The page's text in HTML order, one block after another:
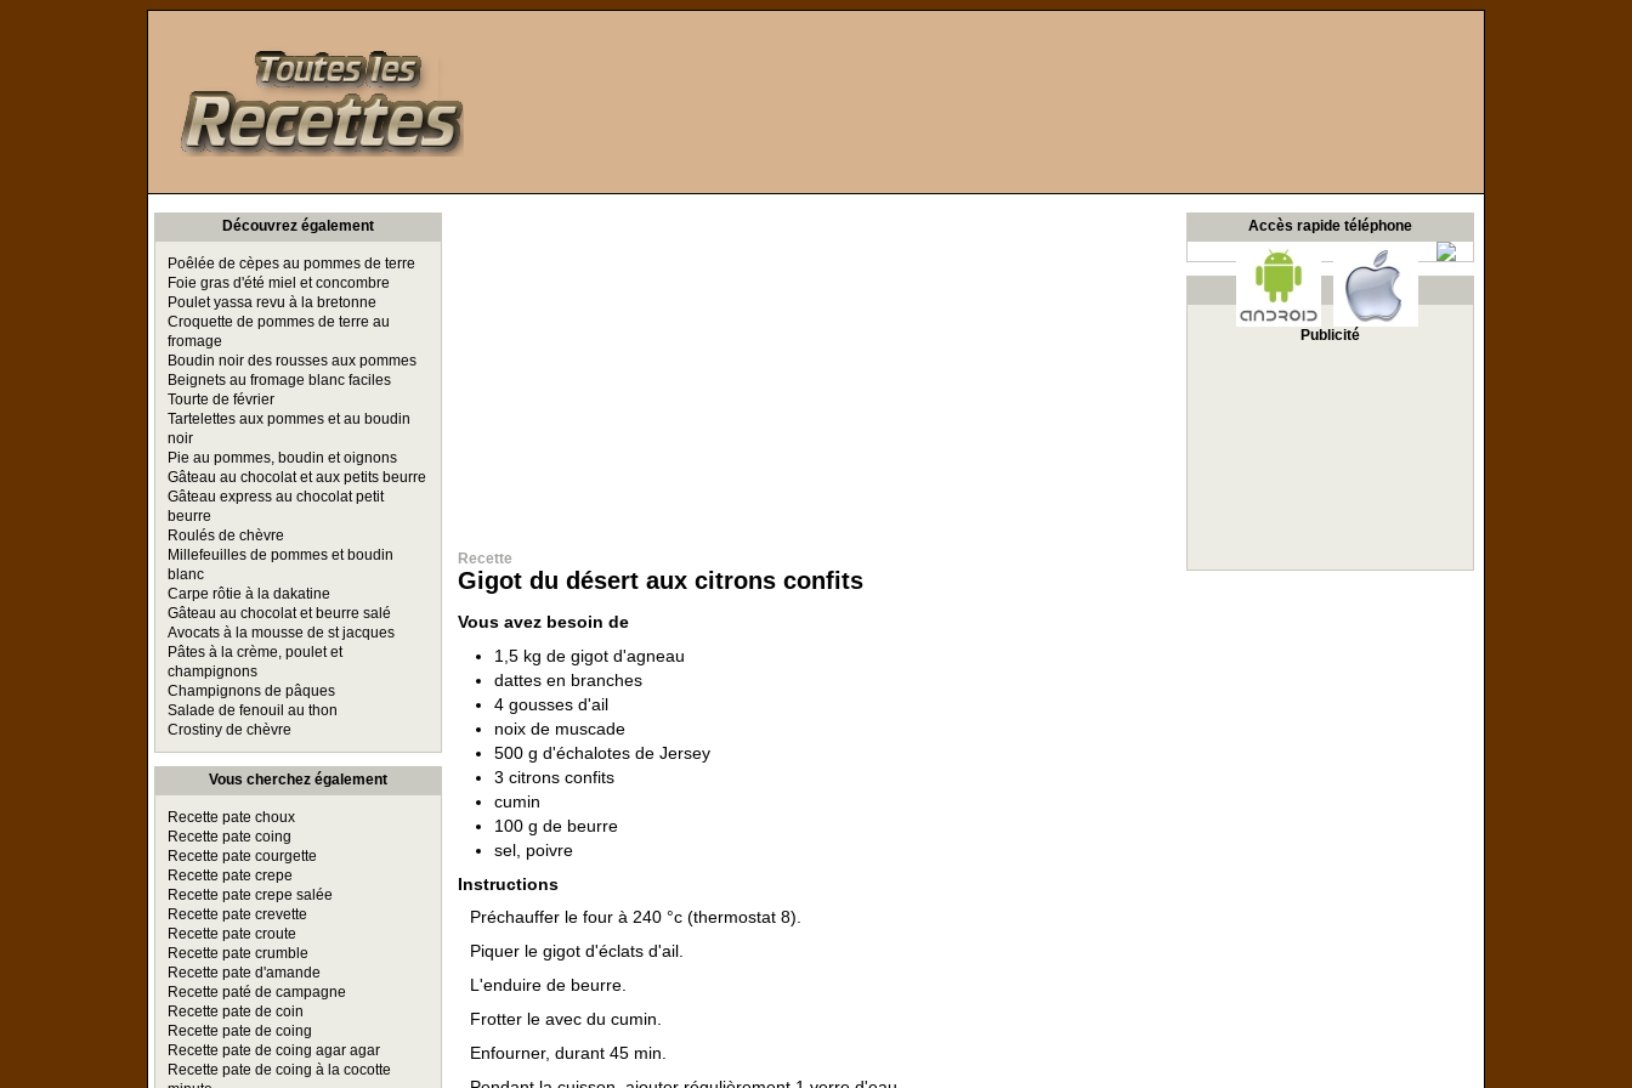
Découvrez également
Poêlée de cèpes au pommes de terre
Foie gras d'été miel et concombre
Poulet yassa revu à la bretonne
Croquette de pommes de terre au
fromage
Boudin noir des rousses aux pommes
Beignets au fromage blanc faciles
Tourte de février
Tartelettes aux pommes et au boudin
noir
Pie au pommes, boudin et oignons
Gâteau au chocolat et aux petits beurre
Gâteau express au chocolat petit
beurre
Roulés de chèvre
Millefeuilles de pommes et boudin
blanc
Carpe rôtie à la dakatine
Gâteau au chocolat et beurre salé
Avocats à la mousse de st jacques
Pâtes à la crème, poulet et
champignons
Champignons de pâques
Salade de fenouil au thon
Crostiny de chèvre
Vous cherchez également
Recette pate choux
Recette pate coing
Recette pate courgette
Recette pate crepe
Recette pate crepe salée
Recette pate crevette
Recette pate croute
Recette pate crumble
Recette pate d'amande
Recette paté de campagne
Recette pate de coin
Recette pate de coing
Recette pate de coing agar agar
Recette pate de coing à la cocotte
Recette
Gigot du désert aux citrons confits
Vous avez besoin de
1,5 kg de gigot d'agneau
dattes en branches
4 gousses d'ail
noix de muscade
500 g d'échalotes de Jersey
3 citrons confits
cumin
100 g de beurre
sel, poivre
Instructions
Préchauffer le four à 240 °c (thermostat 8).
Piquer le gigot d'éclats d'ail.
L'enduire de beurre.
Frotter le avec du cumin.
Enfourner, durant 45 min.
Accès rapide téléphone
Publicité